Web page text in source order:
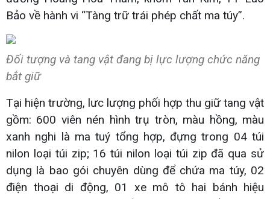
Bảo về hành vi “Tàng trữ trái phép chất ma túy”.
Đối tượng và tang vật đang bị lực lượng chức năng
bắt giữ
Tại hiện trường, lưc lượng phối hợp thu giữ tang vật
gồm: 600 viên nén hình trụ tròn, màu hồng, màu
xanh nghi là ma tuý tổng hợp, đựng trong 04 túi
nilon loại túi zip; 16 túi nilon loại túi zip đã qua sử
dụng là bao gói chuyên dùng để chứa ma túy, 02
điện thoại di động, 01 xe mô tô hai bánh hiệu